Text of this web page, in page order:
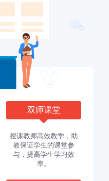
双师课堂
授课教师高效教学，助
教保证学生的课堂参
与，提高学生学习效
率。